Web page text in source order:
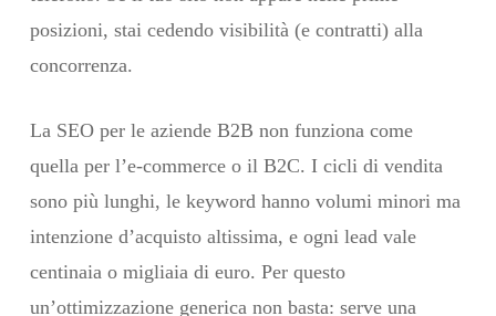
posizioni, stai cedendo visibilità (e contratti) alla
concorrenza.
La SEO per le aziende B2B non funziona come
quella per l’e-commerce o il B2C. I cicli di vendita
sono più lunghi, le keyword hanno volumi minori ma
intenzione d’acquisto altissima, e ogni lead vale
centinaia o migliaia di euro. Per questo
un’ottimizzazione generica non basta: serve una